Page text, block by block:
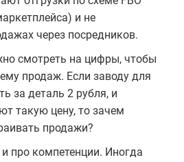
и не
через посредников.
смотреть на цифры, чтобы
продаж. Если заводу для
за деталь 2 рубля, и
такую цену, то зачем
продажи?
про компетенции. Иногда